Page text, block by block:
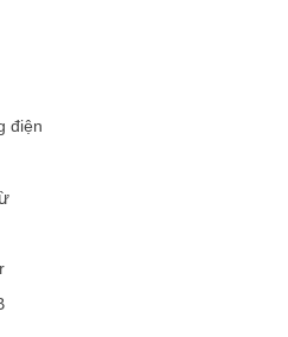
điện